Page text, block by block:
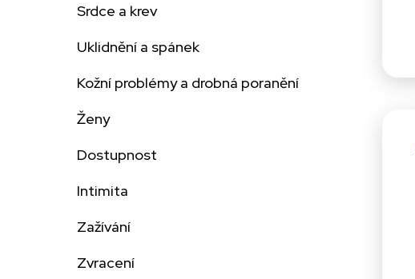
Srdce a krev
Uklidnění a spánek
Kožní problémy a drobná poranění
Ženy
Dostupnost
Intimita
Zažívání
Zvracení